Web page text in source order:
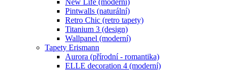
Pintwalls (naturální)
Retro Chic (retro tapety)
Titanium 3 (design)
Wallpanel (moderní)
Tapety Erismann
Aurora (přírodní - romantika)
ELLE decoration 4 (moderní)